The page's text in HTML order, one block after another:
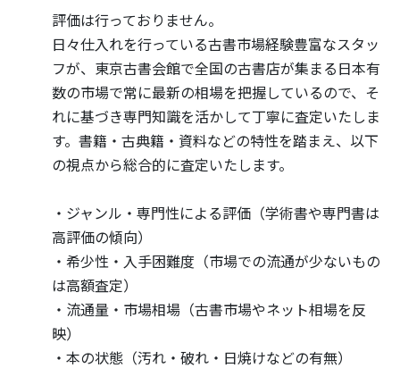
評価は行っておりません。
日々仕入れを行っている古書市場経験豊富なスタッ
フが、東京古書会館で全国の古書店が集まる日本有
数の市場で常に最新の相場を把握しているので、そ
れに基づき専門知識を活かして丁寧に査定いたしま
す。書籍・古典籍・資料などの特性を踏まえ、以下
の視点から総合的に査定いたします。
・ジャンル・専門性による評価（学術書や専門書は
高評価の傾向）
・希少性・入手困難度（市場での流通が少ないもの
は高額査定）
・流通量・市場相場（古書市場やネット相場を反
映）
・本の状態（汚れ・破れ・日焼けなどの有無）